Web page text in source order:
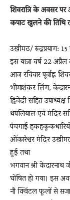
शिवरात्रि के अवसर
कपाट खुलने की तिथि
उखीमठ/ रूद्रप्रयाग:
इस यात्रा वर्ष 22
आज रविवार पूर्वाह्न
भीमाशंकर लिंग,
द्विवेदी सहित
थपलियाल एवं मंदिर
पंचगाई
ओंकारेश्वर मंदिर
हुई तथा
भगवान श्री केदारनाथ
घोषित हो गया। इस
नौ क्विंटल फूलों से